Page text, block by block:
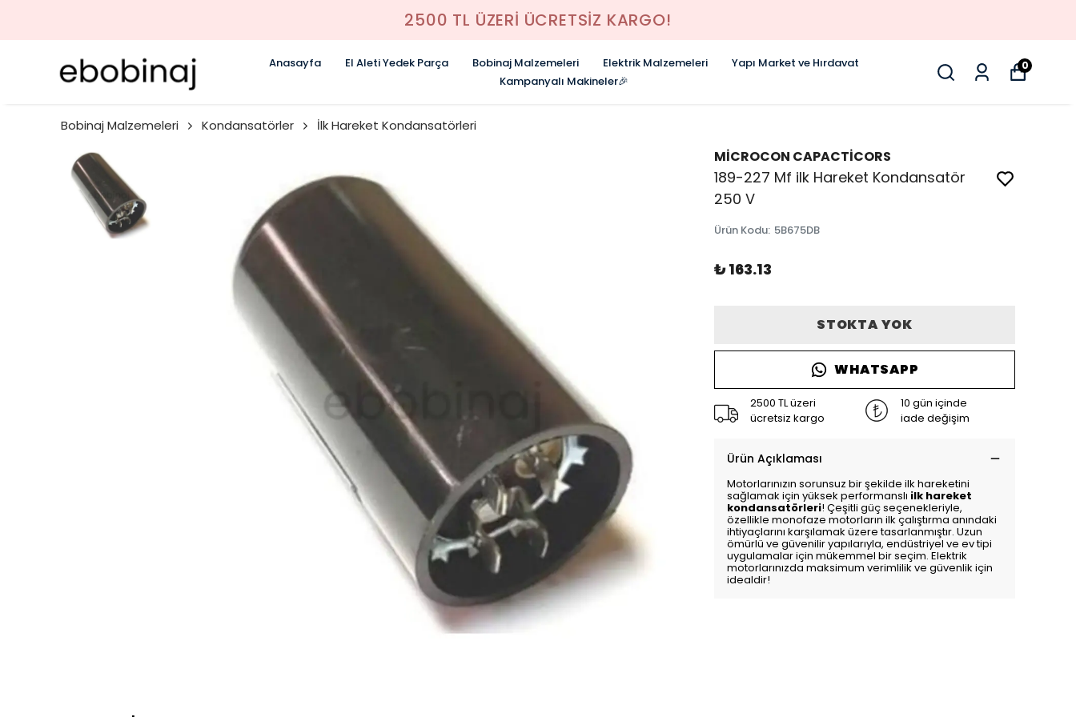
2500 TL ÜZERI ÜCRETSIZ KARGO!
Anasayfa El Aleti Yedek Parça Bobinaj Malzemeleri Elektrik Malzemeleri
Yapı Market ve Hırdavat
Kampanyalı Makineler🎉
0
Bobinaj Malzemeleri Kondansatörler İlk Hareket Kondansatörleri
MİCROCON CAPACTİCORS
189-227 Mf ilk Hareket Kondansatör
250 V
Ürün Kodu: 5B675DB
₺ 163.13
STOKTA YOK
WHATSAPP
2500 TL üzeri
ücretsiz kargo
10 gün içinde
iade değişim
Ürün Açıklaması
Motorlarınızın sorunsuz bir şekilde ilk hareketini
sağlamak için yüksek performanslı ilk hareket
kondansatörleri! Çeşitli güç seçenekleriyle,
özellikle monofaze motorların ilk çalıştırma anındaki
ihtiyaçlarını karşılamak üzere tasarlanmıştır. Uzun
ömürlü ve güvenilir yapılarıyla, endüstriyel ve ev tipi
uygulamalar için mükemmel bir seçim. Elektrik
motorlarınızda maksimum verimlilik ve güvenlik için
idealdir!